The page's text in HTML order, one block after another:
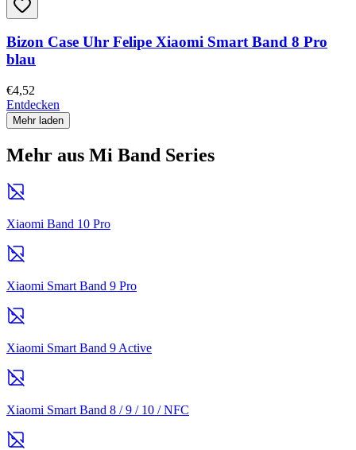
Bizon Case Uhr Felipe Xiaomi Smart Band 8 Pro
blau
€4,52
Entdecken
Mehr laden
Mehr aus Mi Band Series
Xiaomi Band 10 Pro
Xiaomi Smart Band 9 Pro
Xiaomi Smart Band 9 Active
Xiaomi Smart Band 8 / 9 / 10 / NFC